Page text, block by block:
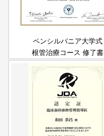
ペンシルバニア大学式
根管治療コース 修了書